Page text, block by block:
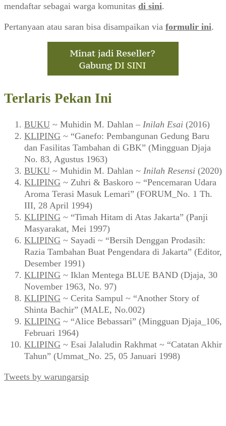
mendaftar sebagai warga komunitas di sini.
Pertanyaan atau saran bisa disampaikan via formulir ini.
Terlaris Pekan Ini
BUKU ~ Muhidin M. Dahlan – Inilah Esai (2016)
KLIPING ~ “Ganefo: Pembangunan Gedung Baru
dan Fasilitas Tambahan di GBK” (Mingguan Djaja
No. 83, Agustus 1963)
BUKU ~ Muhidin M. Dahlan ~ Inilah Resensi (2020)
KLIPING ~ Zuhri & Baskoro ~ “Pencemaran Udara
Aroma Terasi Masuk Lemari” (FORUM_No. 1 Th.
III, 28 April 1994)
KLIPING ~ “Timah Hitam di Atas Jakarta” (Panji
Masyarakat, Mei 1997)
KLIPING ~ Sayadi ~ “Bersih Denggan Prodasih:
Razia Tambahan Buat Pengendara di Jakarta” (Editor,
Desember 1991)
KLIPING ~ Iklan Mentega BLUE BAND (Djaja, 30
November 1963, No. 97)
KLIPING ~ Cerita Sampul ~ “Another Story of
Shinta Bachir” (MALE, No.002)
KLIPING ~ “Alice Bebassari” (Mingguan Djaja_106,
Februari 1964)
KLIPING ~ Esai Jalaludin Rakhmat ~ “Catatan Akhir
Tahun” (Ummat_No. 25, 05 Januari 1998)
Tweets by warungarsip